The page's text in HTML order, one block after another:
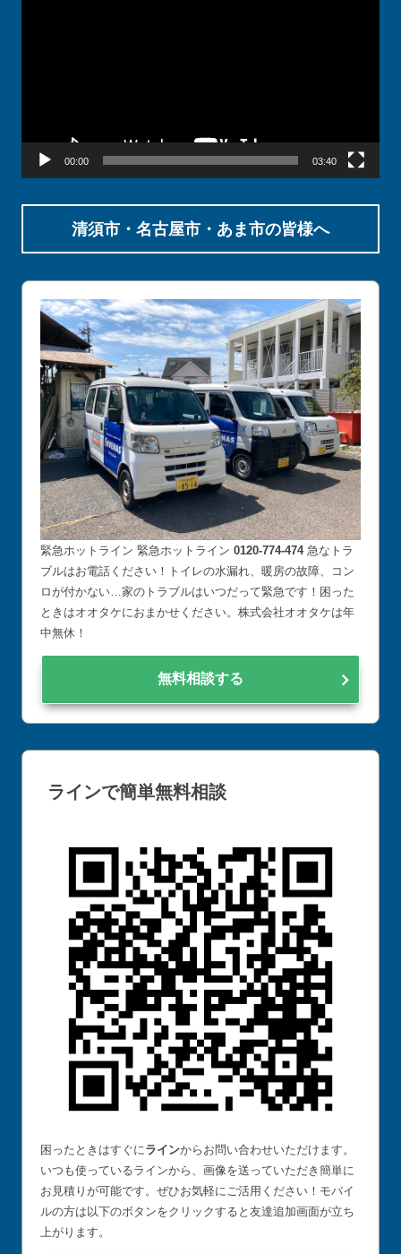
00:00 03:40
清須市・名古屋市・あま市の皆様へ
緊急ホットライン 緊急ホットライン 0120-774-474急なトラ
ブルはお電話ください！トイレの水漏れ、暖房の故障、コン
ロが付かない…家のトラブルはいつだって緊急です！困った
ときはオオタケにおまかせください。株式会社オオタケは年
中無休！
無料相談する
ラインで簡単無料相談
困ったときはすぐにラインからお問い合わせいただけます。
いつも使っているラインから、画像を送っていただき簡単に
お見積りが可能です。ぜひお気軽にご活用ください！モバイ
ルの方は以下のボタンをクリックすると友達追加画面が立ち
上がります。